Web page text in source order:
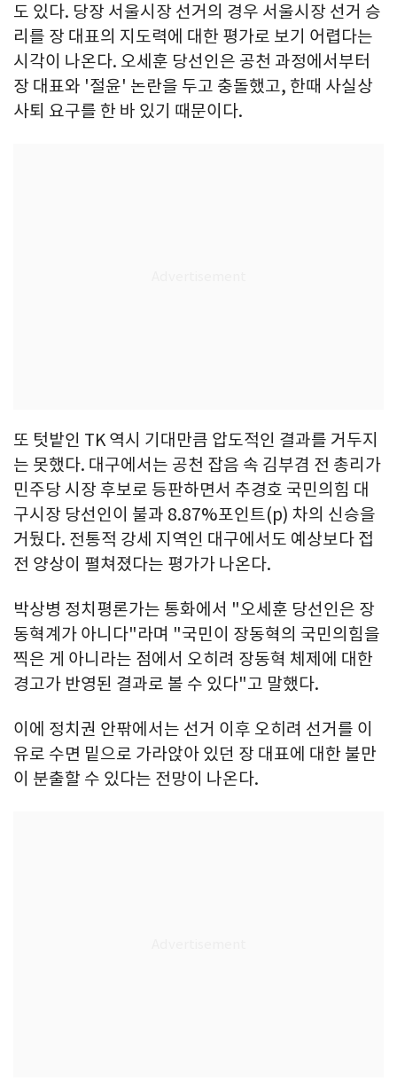
도 있다. 당장 서울시장 선거의 경우 서울시장 선거 승
리를 장 대표의 지도력에 대한 평가로 보기 어렵다는
시각이 나온다. 오세훈 당선인은 공천 과정에서부터
장 대표와 '절윤' 논란을 두고 충돌했고, 한때 사실상
사퇴 요구를 한 바 있기 때문이다.
또 텃밭인 TK 역시 기대만큼 압도적인 결과를 거두지
는 못했다. 대구에서는 공천 잡음 속 김부겸 전 총리가
민주당 시장 후보로 등판하면서 추경호 국민의힘 대
구시장 당선인이 불과 8.87%포인트(p) 차의 신승을
거뒀다. 전통적 강세 지역인 대구에서도 예상보다 접
전 양상이 펼쳐졌다는 평가가 나온다.
박상병 정치평론가는 통화에서 "오세훈 당선인은 장
동혁계가 아니다"라며 "국민이 장동혁의 국민의힘을
찍은 게 아니라는 점에서 오히려 장동혁 체제에 대한
경고가 반영된 결과로 볼 수 있다"고 말했다.
이에 정치권 안팎에서는 선거 이후 오히려 선거를 이
유로 수면 밑으로 가라앉아 있던 장 대표에 대한 불만
이 분출할 수 있다는 전망이 나온다.